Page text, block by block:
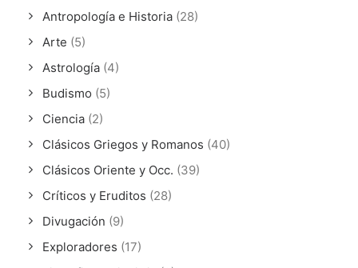
Antropología e Historia (28)
Arte (5)
Astrología (4)
Budismo (5)
Ciencia (2)
Clásicos Griegos y Romanos (40)
Clásicos Oriente y Occ. (39)
Críticos y Eruditos (28)
Divugación (9)
Exploradores (17)